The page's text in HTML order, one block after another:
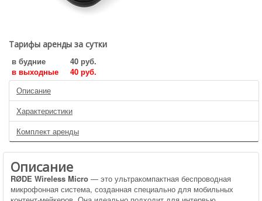
Тарифы аренды за сутки
в будние
40 руб.
в выходные
40 руб.
Описание
Характеристики
Комплект аренды
Описание
RØDE Wireless Micro — это ультракомпактная беспроводная
микрофонная система, созданная специально для мобильных